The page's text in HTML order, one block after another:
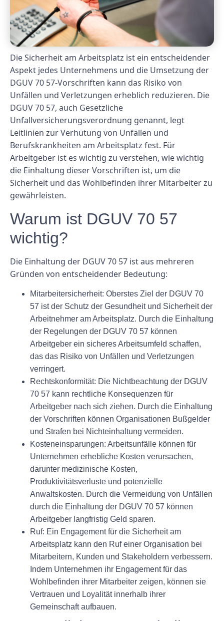
Die Sicherheit am Arbeitsplatz ist ein entscheidender
Aspekt jedes Unternehmens und die Umsetzung der
DGUV 70 57-Vorschriften kann das Risiko von
Unfällen und Verletzungen erheblich reduzieren. Die
DGUV 70 57, auch Gesetzliche
Unfallversicherungsverordnung genannt, legt
Leitlinien zur Verhütung von Unfällen und
Berufskrankheiten am Arbeitsplatz fest. Für
Arbeitgeber ist es wichtig zu verstehen, wie wichtig
die Einhaltung dieser Vorschriften ist, um die
Sicherheit und das Wohlbefinden ihrer Mitarbeiter zu
gewährleisten.
Warum ist DGUV 70 57
wichtig?
Die Einhaltung der DGUV 70 57 ist aus mehreren
Gründen von entscheidender Bedeutung:
Mitarbeitersicherheit: Oberstes Ziel der DGUV 70
57 ist der Schutz der Gesundheit und Sicherheit der
Arbeitnehmer am Arbeitsplatz. Durch die Einhaltung
der Regelungen der DGUV 70 57 können
Arbeitgeber ein sicheres Arbeitsumfeld schaffen,
das das Risiko von Unfällen und Verletzungen
verringert.
Rechtskonformität: Die Nichtbeachtung der DGUV
70 57 kann rechtliche Konsequenzen für
Arbeitgeber nach sich ziehen. Durch die Einhaltung
der Vorschriften können Organisationen Bußgelder
und Strafen bei Nichteinhaltung vermeiden.
Kosteneinsparungen: Arbeitsunfälle können für
Unternehmen erhebliche Kosten verursachen,
darunter medizinische Kosten,
Produktivitätsverluste und potenzielle
Anwaltskosten. Durch die Vermeidung von Unfällen
durch die Einhaltung der DGUV 70 57 können
Arbeitgeber langfristig Geld sparen.
Ruf: Ein Engagement für die Sicherheit am
Arbeitsplatz kann den Ruf einer Organisation bei
Mitarbeitern, Kunden und Stakeholdern verbessern.
Indem Unternehmen ihr Engagement für das
Wohlbefinden ihrer Mitarbeiter zeigen, können sie
Vertrauen und Loyalität innerhalb ihrer
Gemeinschaft aufbauen.